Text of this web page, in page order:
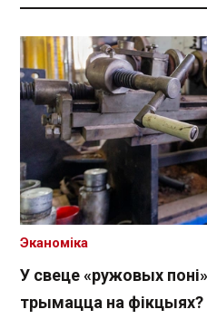
У свеце «ружовых
трымацца на фікцыях?
Эканоміка